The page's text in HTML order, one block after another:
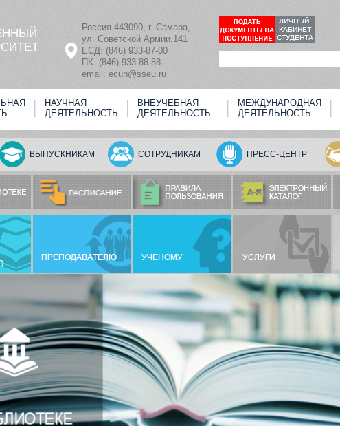
Россия 443090, г. Самара,
ул. Советской Армии,141
ЕСД: (846) 933-87-00
ПК: (846) 933-88-88
email: ecun@sseu.ru
НАУЧНАЯ
ДЕЯТЕЛЬНОСТЬ
ВНЕУЧЕБНАЯ
ДЕЯТЕЛЬНОСТЬ
МЕЖДУНАРОДНАЯ
ДЕЯТЕЛЬНОСТЬ
ПРЕСС-ЦЕНТР
СОТРУДНИКАМ
ВЫПУСКНИКАМ